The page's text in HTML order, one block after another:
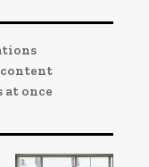
content
at once